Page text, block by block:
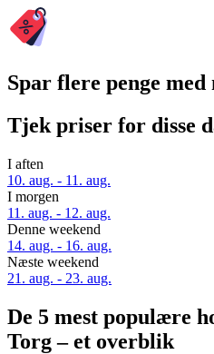
Spar flere penge
Tjek priser for disse
I aften
10. aug. - 11. aug.
I morgen
11. aug. - 12. aug.
Denne weekend
14. aug. - 16. aug.
Næste weekend
21. aug. - 23. aug.
De 5 mest populære
Torg – et overblik